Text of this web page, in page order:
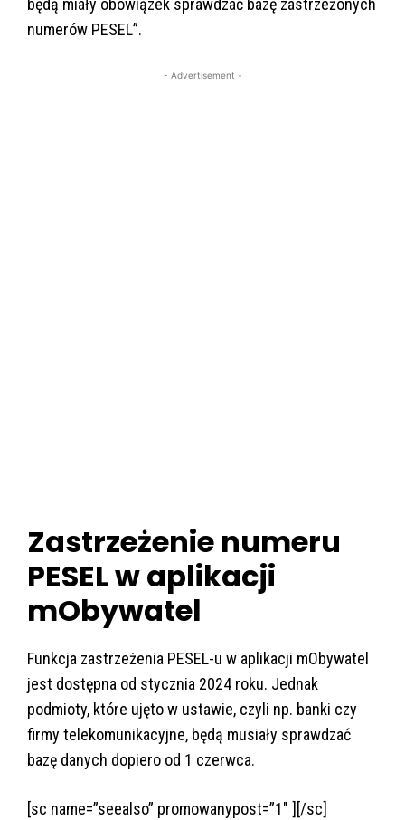
będą miały obowiązek sprawdzać bazę zastrzeżonych
numerów PESEL”.
- Advertisement -
Zastrzeżenie numeru
PESEL w aplikacji
mObywatel
Funkcja zastrzeżenia PESEL-u w aplikacji mObywatel
jest dostępna od stycznia 2024 roku. Jednak
podmioty, które ujęto w ustawie, czyli np. banki czy
firmy telekomunikacyjne, będą musiały sprawdzać
bazę danych dopiero od 1 czerwca.
[sc name=”seealso” promowanypost=”1″ ][/sc]